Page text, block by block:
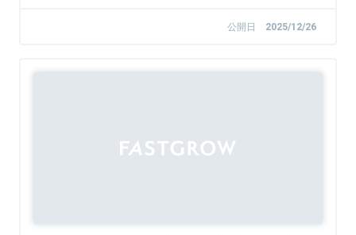
公開日 2025/12/26